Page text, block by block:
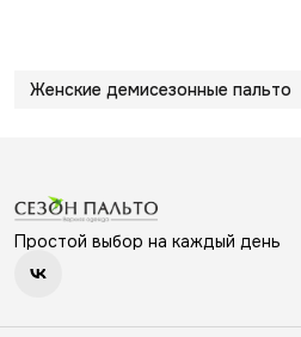
Женские демисезонные пальто
Простой выбор на каждый день